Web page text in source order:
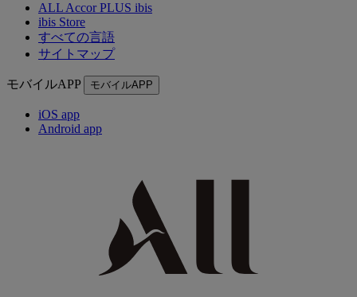
ALL Accor PLUS ibis
ibis Store
すべての言語
サイトマップ
モバイルAPP モバイルAPP
iOS app
Android app